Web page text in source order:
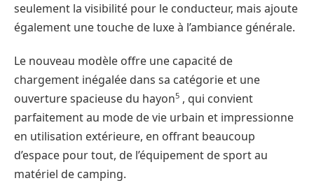
seulement la visibilité pour le conducteur, mais ajoute
également une touche de luxe à l’ambiance générale.
Le nouveau modèle offre une capacité de
chargement inégalée dans sa catégorie et une
ouverture spacieuse du hayon5 , qui convient
parfaitement au mode de vie urbain et impressionne
en utilisation extérieure, en offrant beaucoup
d’espace pour tout, de l’équipement de sport au
matériel de camping.